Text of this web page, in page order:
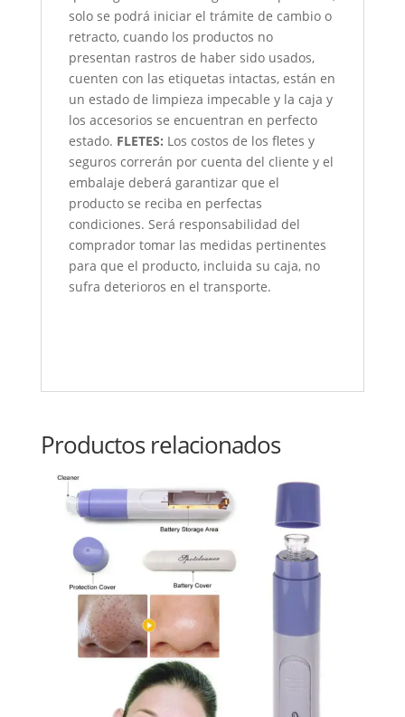
solo se podrá iniciar el trámite de cambio o
retracto, cuando los productos no
presentan rastros de haber sido usados,
cuenten con las etiquetas intactas, están en
un estado de limpieza impecable y la caja y
los accesorios se encuentran en perfecto
estado. FLETES: Los costos de los fletes y
seguros correrán por cuenta del cliente y el
embalaje deberá garantizar que el
producto se reciba en perfectas
condiciones. Será responsabilidad del
comprador tomar las medidas pertinentes
para que el producto, incluida su caja, no
sufra deterioros en el transporte.
Productos relacionados